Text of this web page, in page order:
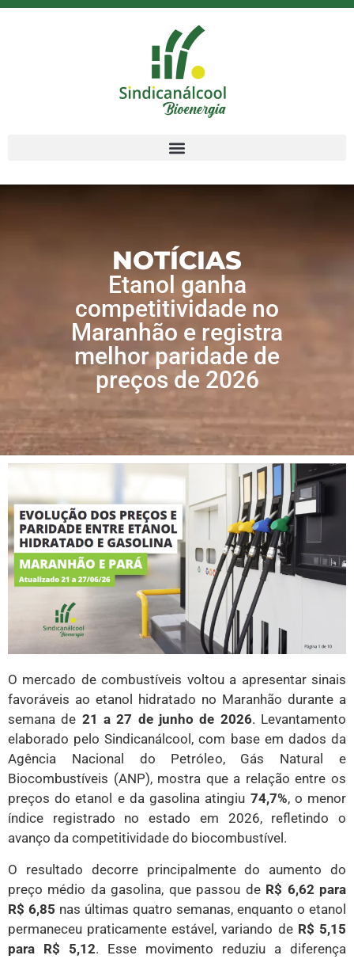
NOTÍCIAS
Etanol ganha
competitividade no
Maranhão e registra
melhor paridade de
preços de 2026
O mercado de combustíveis voltou a apresentar sinais
favoráveis ao etanol hidratado no Maranhão durante a
semana de 21 a 27 de junho de 2026. Levantamento
elaborado pelo Sindicanálcool, com base em dados da
Agência Nacional do Petróleo, Gás Natural e
Biocombustíveis (ANP), mostra que a relação entre os
preços do etanol e da gasolina atingiu 74,7%, o menor
índice registrado no estado em 2026, refletindo o
avanço da competitividade do biocombustível.
O resultado decorre principalmente do aumento do
preço médio da gasolina, que passou de R$ 6,62 para
R$ 6,85 nas últimas quatro semanas, enquanto o etanol
permaneceu praticamente estável, variando de R$ 5,15
para R$ 5,12. Esse movimento reduziu a diferença